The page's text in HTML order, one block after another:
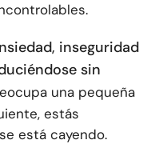
inseguridad
sin
una pequeña
estás
está cayendo.